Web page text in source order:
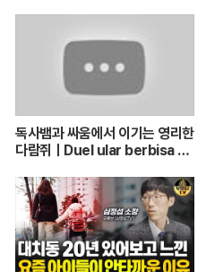
독사뱀과 싸움에서 이기는 영리한
다람쥐ㅣDuel ular berbisa da
운 동물싸움